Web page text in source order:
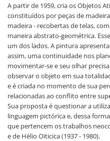
A partir de 1959, cria os Objetos
constituídos por peças de
madeira - recobertas de telas,
maneira abstrato-geométrica.
um dos lados. A pintura
assim, uma continuidade nos
movimentar-se e seu olhar
observar o objeto em sua
e é criada no momento de sua
relacionadas ao conflito entre
Sua proposta é questionar a
linguagem pictórica e, dessa
que pertencem os trabalhos
e de Hélio Oiticica (1937 - 1980).